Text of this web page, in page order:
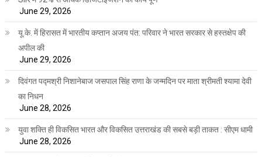
June 29, 2026
यू.के. में हिरासत में भारतीय कप्तान अजय पंत: परिवार ने भारत सरकार से हस्तक्षेप की
अपील की
June 29, 2026
दिवंगत पद्मश्री निशानेबाज जसपाल सिंह राणा के जन्मदिन पर माता श्रीमती श्यामा देवी
का निधन
June 28, 2026
युवा शक्ति ही विकसित भारत और विकसित उत्तराखंड की सबसे बड़ी ताकत : सीएम धामी
June 28, 2026